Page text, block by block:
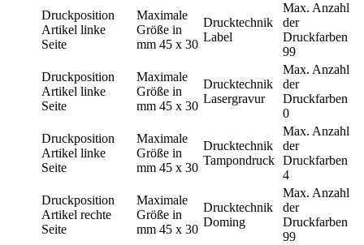
Druckposition
Artikel linke
Seite
Maximale
Größe in
mm 45 x 30
Drucktechnik
Label
Max. Anzahl
der
Druckfarben
99
Druckposition
Artikel linke
Seite
Maximale
Größe in
mm 45 x 30
Drucktechnik
Lasergravur
Max. Anzahl
der
Druckfarben
0
Druckposition
Artikel linke
Seite
Maximale
Größe in
mm 45 x 30
Drucktechnik
Tampondruck
Max. Anzahl
der
Druckfarben
4
Druckposition
Artikel rechte
Seite
Maximale
Größe in
mm 45 x 30
Drucktechnik
Doming
Max. Anzahl
der
Druckfarben
99